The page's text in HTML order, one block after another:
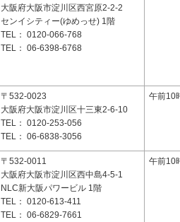
大阪府大阪市淀川区西宮原2-2-2
センイシティー(ゆめっせ) 1階
TEL： 0120-066-768
TEL： 06-6398-6768
〒532-0023
大阪府大阪市淀川区十三東2-6-10
TEL： 0120-253-056
TEL： 06-6838-3056
午前10
〒532-0011
大阪府大阪市淀川区西中島4-5-1
NLC新大阪パワービル 1階
TEL： 0120-613-411
TEL： 06-6829-7661
午前10